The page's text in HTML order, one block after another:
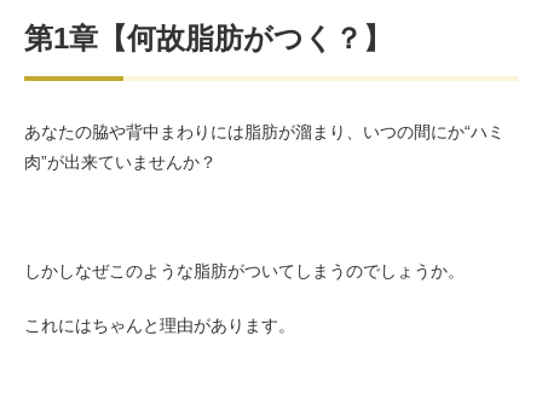
第1章【何故脂肪がつく？】
あなたの脇や背中まわりには脂肪が溜まり、いつの間にか“ハミ
肉”が出来ていませんか？
しかしなぜこのような脂肪がついてしまうのでしょうか。
これにはちゃんと理由があります。